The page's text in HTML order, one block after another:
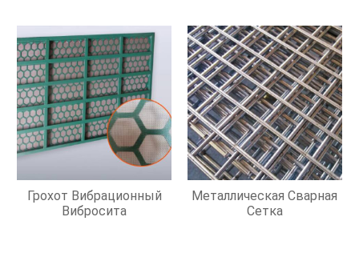
Грохот Вибрационный
Вибросита
Металлическая Сварная
Сетка